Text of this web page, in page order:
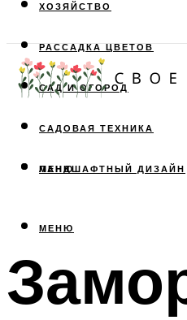
ХОЗЯЙСТВО
РАССАДКА ЦВЕТОВ
САД И ОГОРОД
САДОВАЯ ТЕХНИКА
ЛАНДШАФТНЫЙ ДИЗАЙН
МЕНЮ
МЕНЮ